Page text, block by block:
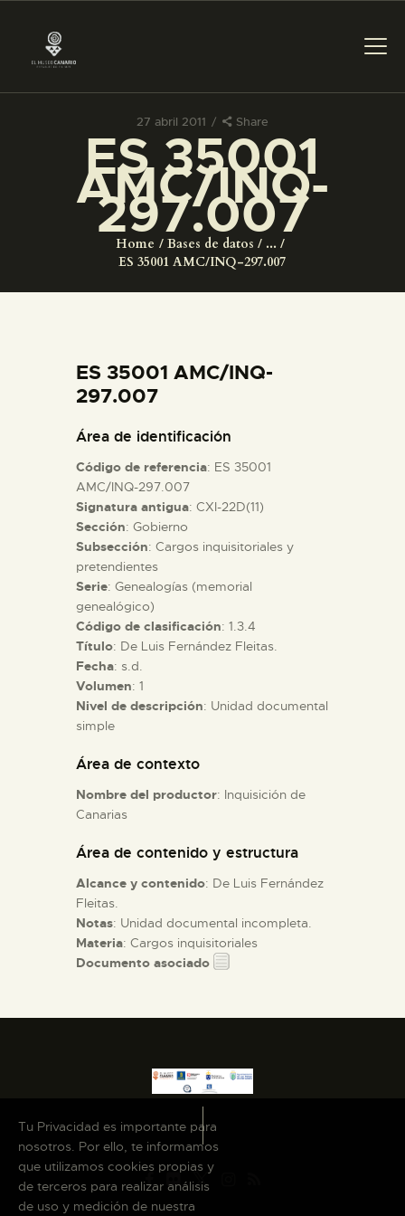
27 abril 2011 Share
ES 35001
AMC/INQ-
297.007
Home Bases de datos
...
ES 35001 AMC/INQ-297.007
PREPARAR LA VISITA
ACTIVIDADES
COLECCIONES
ESPAÑOL
PREPARAR LA VISITA
ACTIVIDADES
█
EL MUSEO
DIDÁCTICA
ESPAÑOL
ES 35001 AMC/INQ-
297.007
Área de identificación
Código de referencia: ES 35001
AMC/INQ-297.007
Signatura antigua: CXI-22D(11)
Sección: Gobierno
Subsección: Cargos inquisitoriales y
pretendientes
Serie: Genealogías (memorial
genealógico)
Código de clasificación: 1.3.4
Título: De Luis Fernández Fleitas.
Fecha: s.d.
Volumen: 1
Nivel de descripción: Unidad documental
simple
Área de contexto
Nombre del productor: Inquisición de
Canarias
Área de contenido y estructura
Alcance y contenido: De Luis Fernández
Fleitas.
Notas: Unidad documental incompleta.
Materia: Cargos inquisitoriales
Documento asociado
Tu Privacidad es importante para
nosotros. Por ello, te informamos
que utilizamos cookies propias y
de terceros para realizar análisis
de uso y medición de nuestra